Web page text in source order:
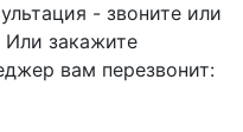
- звоните или
закажите
вам перезвонит: